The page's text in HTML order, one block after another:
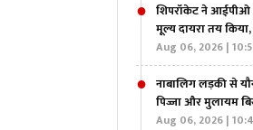
शिपरॉकेट ने आईपीओ
मूल्य दायरा तय
Aug 06, 2026 |
नाबालिग लड़की से
पिज्जा और मुलायम
Aug 06, 2026 |